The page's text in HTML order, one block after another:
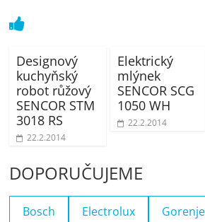
Designový
kuchyňský
robot růžový
SENCOR STM
3018 RS
22.2.2014
Elektrický
mlýnek
SENCOR SCG
1050 WH
22.2.2014
DOPORUČUJEME
Bosch Electrolux Gorenje